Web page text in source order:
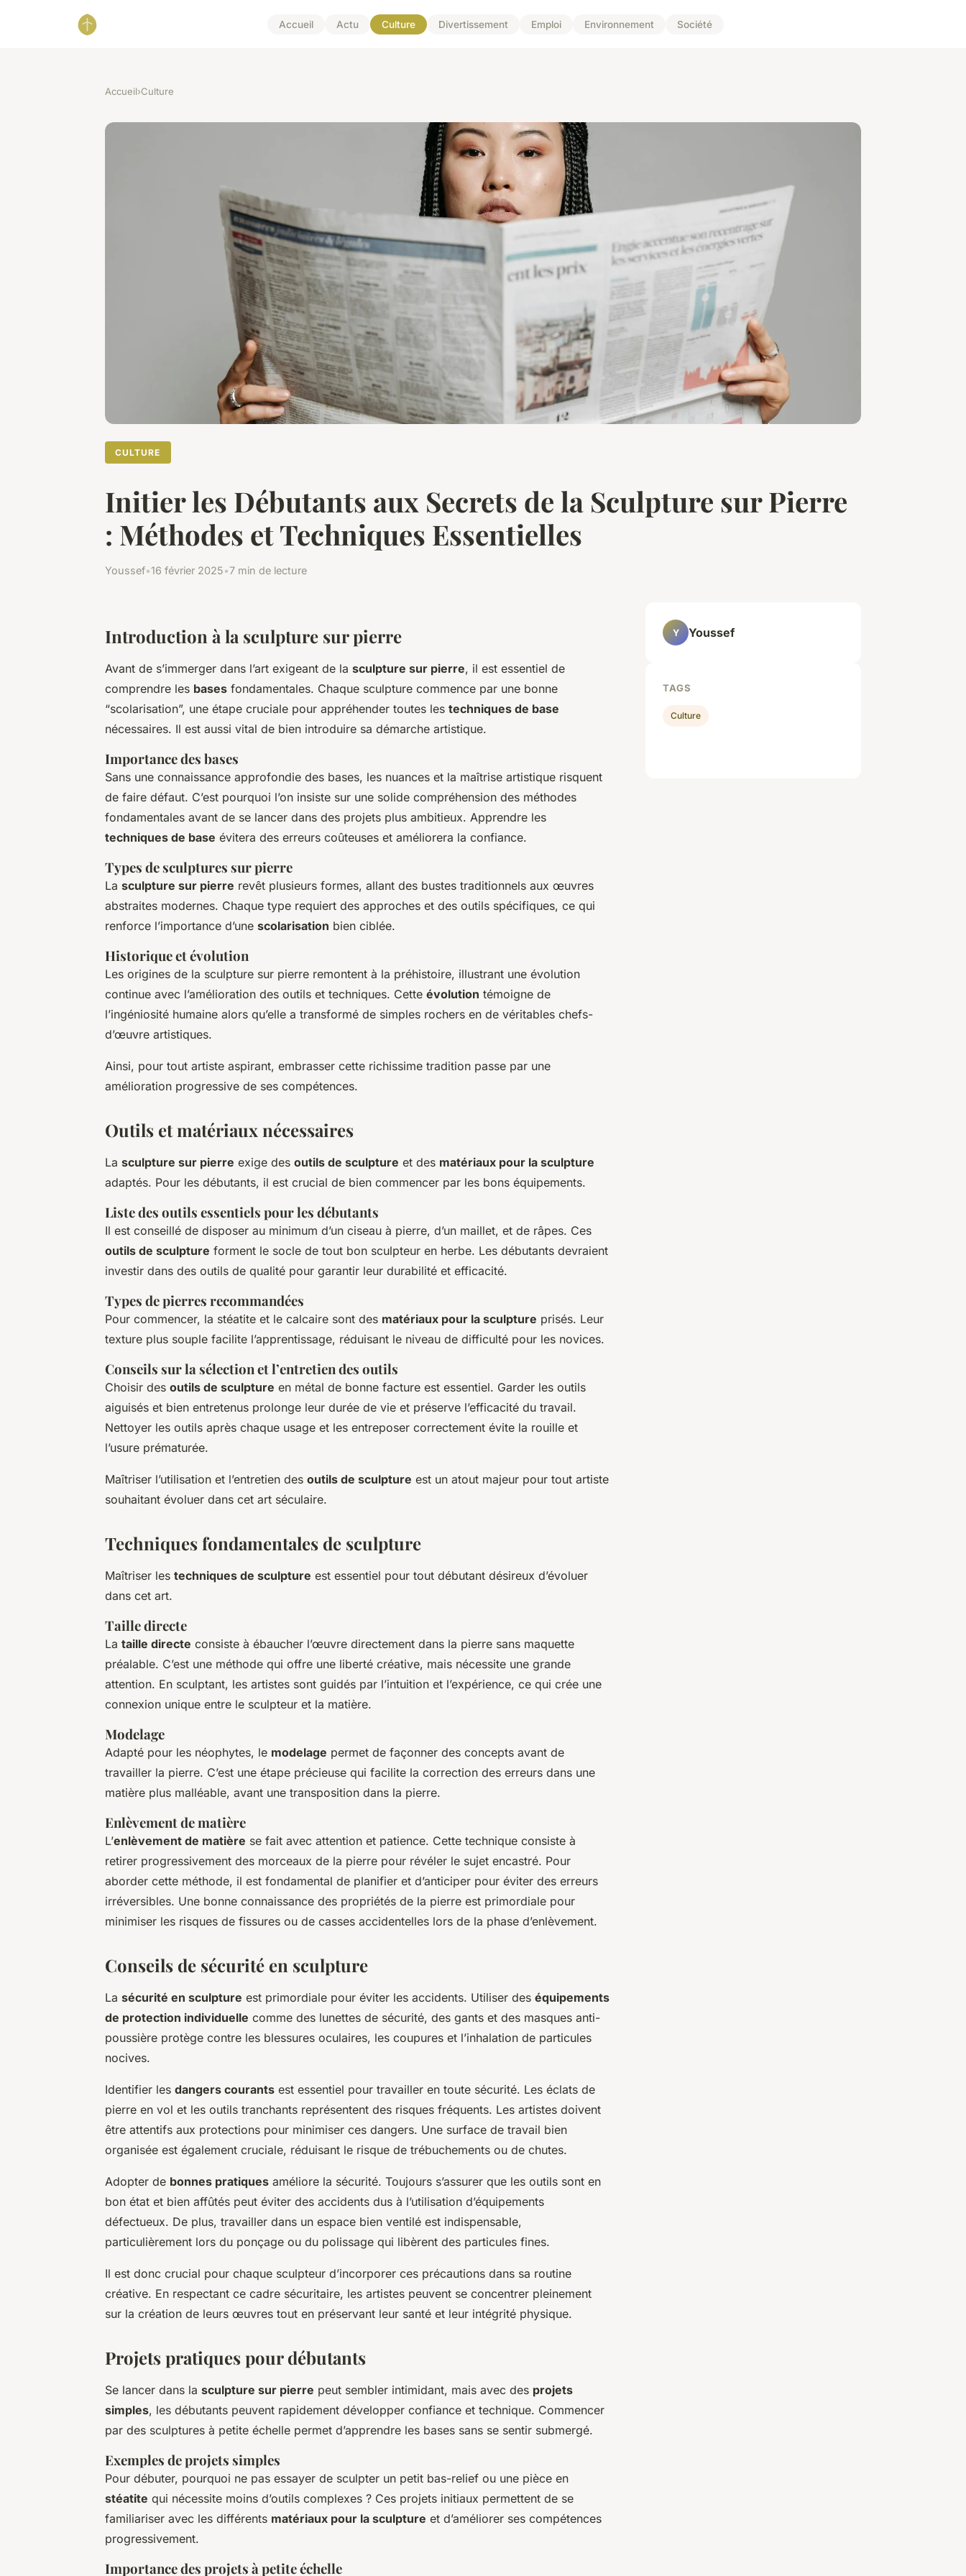
Accueil Actu Culture Divertissement Emploi Environnement Société
Accueil›Culture
CULTURE
Initier les Débutants aux Secrets de la Sculpture sur Pierre
: Méthodes et Techniques Essentielles
Youssef•16 février 2025•7 min de lecture
Introduction à la sculpture sur pierre
Avant de s’immerger dans l’art exigeant de la sculpture sur pierre, il est essentiel de
comprendre les bases fondamentales. Chaque sculpture commence par une bonne
“scolarisation”, une étape cruciale pour appréhender toutes les techniques de base
nécessaires. Il est aussi vital de bien introduire sa démarche artistique.
Importance des bases
Sans une connaissance approfondie des bases, les nuances et la maîtrise artistique risquent
de faire défaut. C’est pourquoi l’on insiste sur une solide compréhension des méthodes
fondamentales avant de se lancer dans des projets plus ambitieux. Apprendre les
techniques de base évitera des erreurs coûteuses et améliorera la confiance.
Types de sculptures sur pierre
La sculpture sur pierre revêt plusieurs formes, allant des bustes traditionnels aux œuvres
abstraites modernes. Chaque type requiert des approches et des outils spécifiques, ce qui
renforce l’importance d’une scolarisation bien ciblée.
Historique et évolution
Les origines de la sculpture sur pierre remontent à la préhistoire, illustrant une évolution
continue avec l’amélioration des outils et techniques. Cette évolution témoigne de
l’ingéniosité humaine alors qu’elle a transformé de simples rochers en de véritables chefs-
d’œuvre artistiques.
Ainsi, pour tout artiste aspirant, embrasser cette richissime tradition passe par une
amélioration progressive de ses compétences.
Outils et matériaux nécessaires
La sculpture sur pierre exige des outils de sculpture et des matériaux pour la sculpture
adaptés. Pour les débutants, il est crucial de bien commencer par les bons équipements.
Liste des outils essentiels pour les débutants
Il est conseillé de disposer au minimum d’un ciseau à pierre, d’un maillet, et de râpes. Ces
outils de sculpture forment le socle de tout bon sculpteur en herbe. Les débutants devraient
investir dans des outils de qualité pour garantir leur durabilité et efficacité.
Types de pierres recommandées
Pour commencer, la stéatite et le calcaire sont des matériaux pour la sculpture prisés. Leur
texture plus souple facilite l’apprentissage, réduisant le niveau de difficulté pour les novices.
Conseils sur la sélection et l’entretien des outils
Choisir des outils de sculpture en métal de bonne facture est essentiel. Garder les outils
aiguisés et bien entretenus prolonge leur durée de vie et préserve l’efficacité du travail.
Nettoyer les outils après chaque usage et les entreposer correctement évite la rouille et
l’usure prématurée.
Maîtriser l’utilisation et l’entretien des outils de sculpture est un atout majeur pour tout artiste
souhaitant évoluer dans cet art séculaire.
Techniques fondamentales de sculpture
Maîtriser les techniques de sculpture est essentiel pour tout débutant désireux d’évoluer
dans cet art.
Taille directe
La taille directe consiste à ébaucher l’œuvre directement dans la pierre sans maquette
préalable. C’est une méthode qui offre une liberté créative, mais nécessite une grande
attention. En sculptant, les artistes sont guidés par l’intuition et l’expérience, ce qui crée une
connexion unique entre le sculpteur et la matière.
Modelage
Adapté pour les néophytes, le modelage permet de façonner des concepts avant de
travailler la pierre. C’est une étape précieuse qui facilite la correction des erreurs dans une
matière plus malléable, avant une transposition dans la pierre.
Enlèvement de matière
L’enlèvement de matière se fait avec attention et patience. Cette technique consiste à
retirer progressivement des morceaux de la pierre pour révéler le sujet encastré. Pour
aborder cette méthode, il est fondamental de planifier et d’anticiper pour éviter des erreurs
irréversibles. Une bonne connaissance des propriétés de la pierre est primordiale pour
minimiser les risques de fissures ou de casses accidentelles lors de la phase d’enlèvement.
Conseils de sécurité en sculpture
La sécurité en sculpture est primordiale pour éviter les accidents. Utiliser des équipements
de protection individuelle comme des lunettes de sécurité, des gants et des masques anti-
poussière protège contre les blessures oculaires, les coupures et l’inhalation de particules
nocives.
Identifier les dangers courants est essentiel pour travailler en toute sécurité. Les éclats de
pierre en vol et les outils tranchants représentent des risques fréquents. Les artistes doivent
être attentifs aux protections pour minimiser ces dangers. Une surface de travail bien
organisée est également cruciale, réduisant le risque de trébuchements ou de chutes.
Adopter de bonnes pratiques améliore la sécurité. Toujours s’assurer que les outils sont en
bon état et bien affûtés peut éviter des accidents dus à l’utilisation d’équipements
défectueux. De plus, travailler dans un espace bien ventilé est indispensable,
particulièrement lors du ponçage ou du polissage qui libèrent des particules fines.
Il est donc crucial pour chaque sculpteur d’incorporer ces précautions dans sa routine
créative. En respectant ce cadre sécuritaire, les artistes peuvent se concentrer pleinement
sur la création de leurs œuvres tout en préservant leur santé et leur intégrité physique.
Projets pratiques pour débutants
Se lancer dans la sculpture sur pierre peut sembler intimidant, mais avec des projets
simples, les débutants peuvent rapidement développer confiance et technique. Commencer
par des sculptures à petite échelle permet d’apprendre les bases sans se sentir submergé.
Exemples de projets simples
Pour débuter, pourquoi ne pas essayer de sculpter un petit bas-relief ou une pièce en
stéatite qui nécessite moins d’outils complexes ? Ces projets initiaux permettent de se
familiariser avec les différents matériaux pour la sculpture et d’améliorer ses compétences
progressivement.
Importance des projets à petite échelle
Y Youssef
TAGS
Culture